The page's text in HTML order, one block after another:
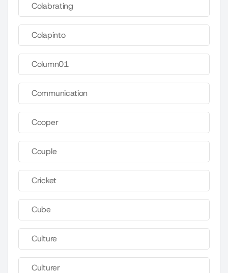
Colabrating
Colapinto
Column01
Communication
Cooper
Couple
Cricket
Cube
Culture
Culturer